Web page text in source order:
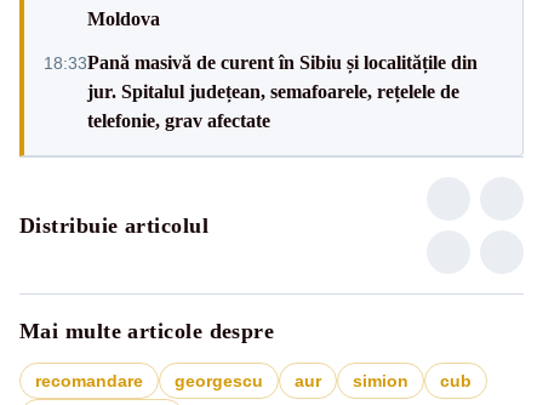
Moldova
18:33Pană masivă de curent în Sibiu și localitățile din
jur. Spitalul județean, semafoarele, rețelele de
telefonie, grav afectate
Distribuie articolul
Mai multe articole despre
recomandare georgescu aur simion
cub